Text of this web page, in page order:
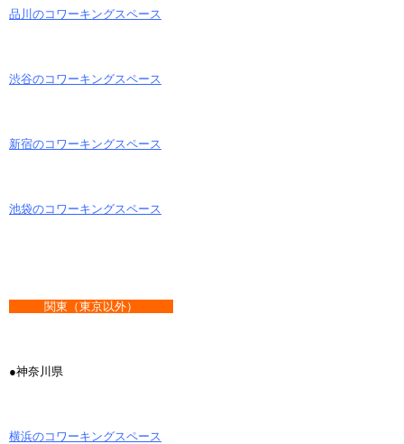
品川のコワーキングスペース
渋谷のコワーキングスペース
新宿のコワーキングスペース
池袋のコワーキングスペース
関東（東京以外）
●神奈川県
横浜のコワーキングスペース